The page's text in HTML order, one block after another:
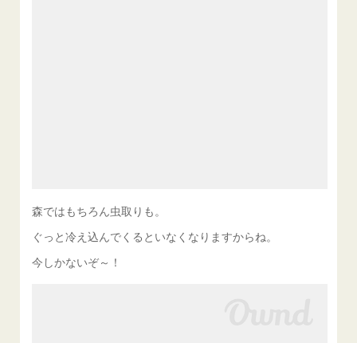
森ではもちろん虫取りも。
ぐっと冷え込んでくるといなくなりますからね。
今しかないぞ～！